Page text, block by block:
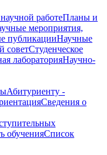
работеПланы и
мероприятия,
публикацииНаучные
советСтуденческое
лабораторияНаучно-
Абитуриенту -
Сведения о
обученияCписок